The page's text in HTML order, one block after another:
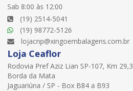
Sab 8:00 às 12:00
(19) 2514-5041
(19) 98772-5126
lojacnp@xingoembalagens.com.br
Loja Ceaflor
Rodovia Pref Aziz Lian SP-107, Km 29,3
Borda da Mata
Jaguariúna / SP - Box B84 a B93